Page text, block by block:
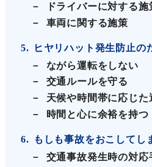
ドライバーに対する施
車両に関する施策
5
ヒヤリハット発生防止の
ながら運転をしない
交通ルールを守る
天候や時間帯に応じた
時間と心に余裕を持つ
6
もしも事故をおこしてし
交通事故発生時の対応